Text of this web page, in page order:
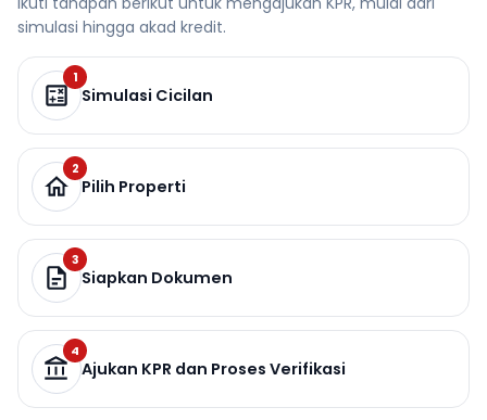
simulasi hingga akad kredit.
1
Simulasi Cicilan
2
Pilih Properti
3
Siapkan Dokumen
4
Ajukan KPR dan Proses Verifikasi